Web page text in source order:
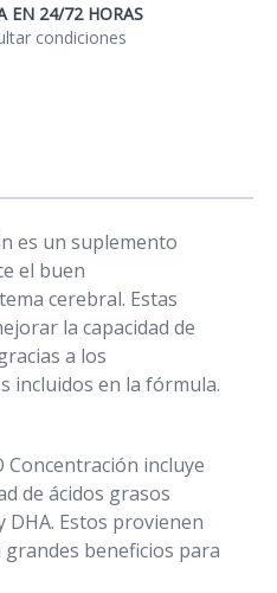
EN 24/72 HORAS
condiciones
es un suplemento
el buen
cerebral. Estas
la capacidad de
a los
incluidos en la fórmula.
Concentración incluye
de ácidos grasos
DHA. Estos provienen
grandes beneficios para